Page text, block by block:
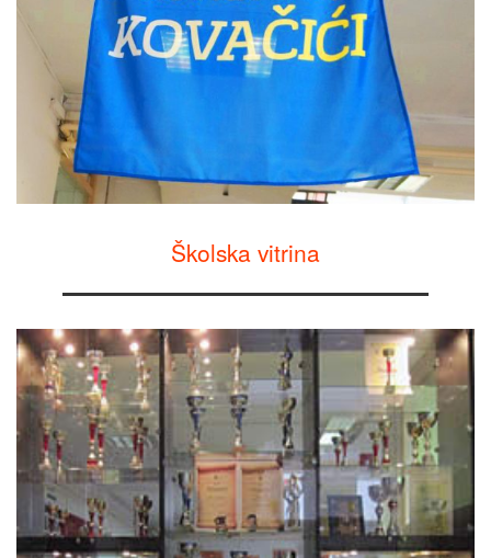
Školska vitrina